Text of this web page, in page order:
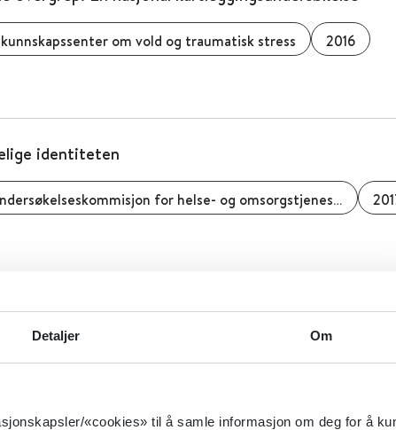
Detaljer Om
«cookies» til å samle informasjon om deg for å
om vold og traumatisk stress 2016
identiteten
Statens undersøkelseskommisjon for helse- og omsorgstjenesten (UKOM)
kjønn - helse til alle kjønn
2017